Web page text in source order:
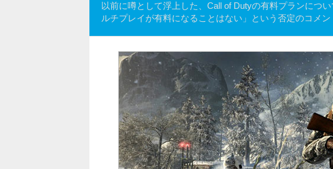
以前に噂として浮上した、Call of Dutyの有料プランにつ
ルチプレイが有料になることはない」という否定のコメ